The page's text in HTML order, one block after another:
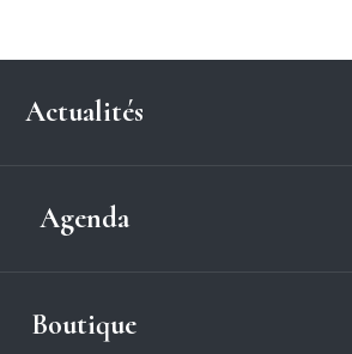
Actualités
Agenda
Boutique